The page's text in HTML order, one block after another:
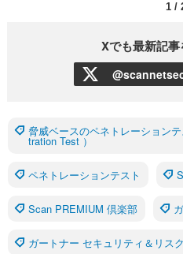
1 /
Xでも最新記事
脅威ベースのペネトレーション
tration Test ）
ペネトレーションテスト
Scan PREMIUM 倶楽部
ガートナー セキュリティ＆リス